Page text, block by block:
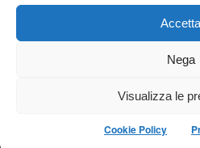
Accetta
Nega
Visualizza le
Cookie Policy
Cookie Policy (UE)
Iscriviti alla Community
© 2026La Community